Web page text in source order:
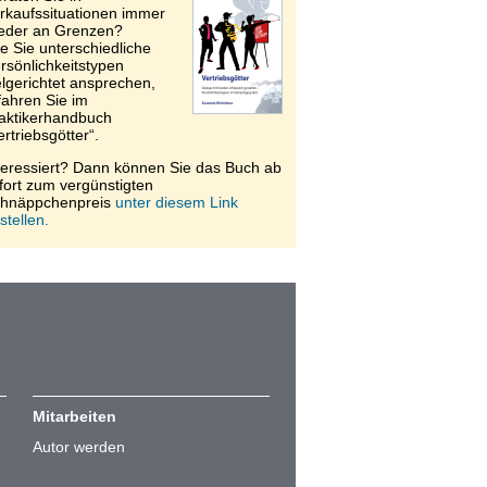
immer
an Grenzen?
Sie unterschiedliche
ansprechen,
Sie im
Dann können Sie das Buch ab
zum vergünstigten
unter diesem Link
Mitarbeiten
Autor werden